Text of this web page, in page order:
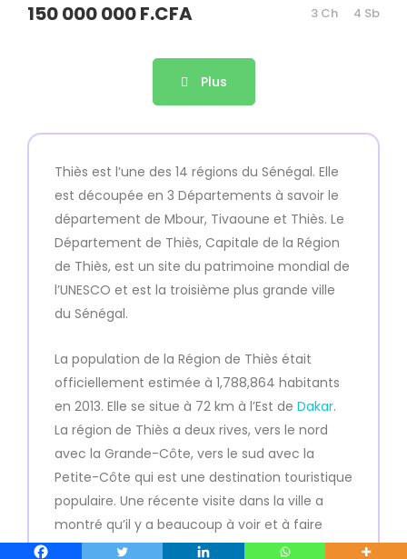
150 000 000 F.CFA 3 Ch 4 Sb
Plus
Thiès est l’une des 14 régions du Sénégal. Elle
est découpée en 3 Départements à savoir le
département de Mbour, Tivaoune et Thiès. Le
Département de Thiès, Capitale de la Région
de Thiès, est un site du patrimoine mondial de
l’UNESCO et est la troisième plus grande ville
du Sénégal.
La population de la Région de Thiès était
officiellement estimée à 1,788,864 habitants
en 2013. Elle se situe à 72 km à l’Est de Dakar.
La région de Thiès a deux rives, vers le nord
avec la Grande-Côte, vers le sud avec la
Petite-Côte qui est une destination touristique
populaire. Une récente visite dans la ville a
montré qu’il y a beaucoup à voir et à faire
dans cette belle region Sénégalaise.